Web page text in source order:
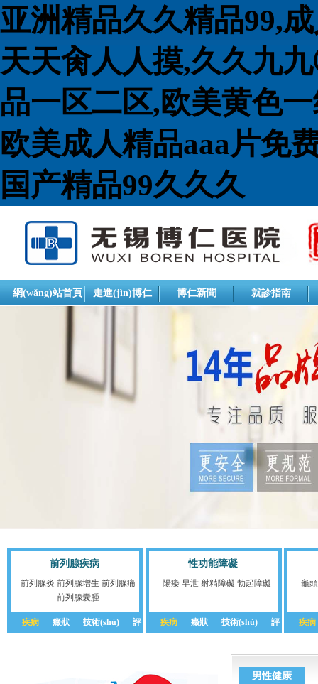
亚洲精品久久精品99,
天天肏人人摸,久久九
品一区二区,欧美黄色
欧美成人精品aaa片免
国产精品99久久久
網(wǎng)站首頁 走進(jìn)博仁 博仁新聞 就診指南
前列腺疾病
前列腺炎 前列腺增生 前列腺痛
前列腺囊腫
疾病 癥狀 技術(shù) 評
性功能障礙
陽痿 早泄 射精障礙 勃起障礙
疾病 癥狀 技術(shù) 評
龜
疾病
男性健康